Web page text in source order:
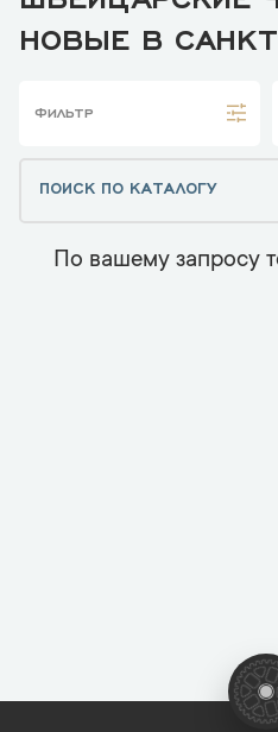
НОВЫЕ В
ФИЛЬТР
По вашему запросу